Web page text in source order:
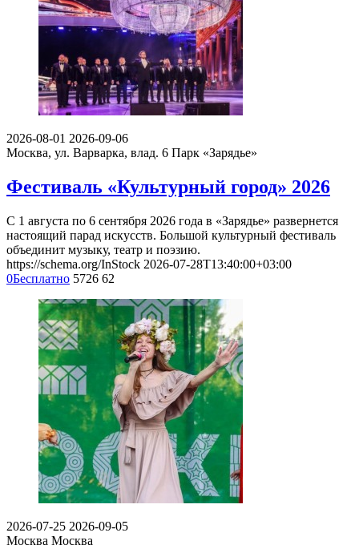
Москва, Новый Арбат, 7с1 Музей Магии на Новом Арбате
Мистический Арбат: тайны Москвы
и магия Булгакова в Музее Магии
С 5 по 31 августа 2026 года Музей Магии приглашает
отправиться в путешествие по загадочной Москве,
https://schema.org/InStock
000₽ 522 3
2026-08-01 2026-09-06
Москва, ул. Варварка, влад. 6 Парк «Зарядье»
Фестиваль «Культурный город» 2026
С 1 августа по 6 сентября 2026 года в «Зарядье» развернется
настоящий парад искусств. Большой культурный фестиваль
объединит музыку, театр и поэзию.
https://schema.org/InStock
0Бесплатно 5726